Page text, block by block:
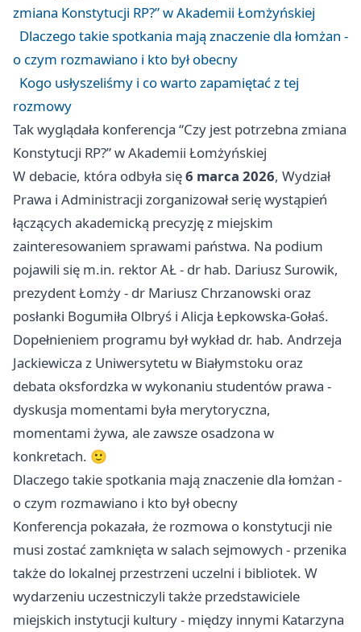
zmiana Konstytucji RP?” w Akademii Łomżyńskiej
Dlaczego takie spotkania mają znaczenie dla łomżan -
o czym rozmawiano i kto był obecny
Kogo usłyszeliśmy i co warto zapamiętać z tej
rozmowy
Tak wyglądała konferencja “Czy jest potrzebna zmiana
Konstytucji RP?” w Akademii Łomżyńskiej
W debacie, która odbyła się6 marca 2026, Wydział
Prawa i Administracji zorganizował serię wystąpień
łączących akademicką precyzję z miejskim
zainteresowaniem sprawami państwa. Na podium
pojawili się m.in. rektor AŁ - dr hab. Dariusz Surowik,
prezydent Łomży - dr Mariusz Chrzanowski oraz
posłanki Bogumiła Olbryś i Alicja Łepkowska-Gołaś.
Dopełnieniem programu był wykład dr. hab. Andrzeja
Jackiewicza z Uniwersytetu w Białymstoku oraz
debata oksfordzka w wykonaniu studentów prawa -
dyskusja momentami była merytoryczna,
momentami żywa, ale zawsze osadzona w
konkretach. 🙂
Dlaczego takie spotkania mają znaczenie dla łomżan -
o czym rozmawiano i kto był obecny
Konferencja pokazała, że rozmowa o konstytucji nie
musi zostać zamknięta w salach sejmowych - przenika
także do lokalnej przestrzeni uczelni i bibliotek. W
wydarzeniu uczestniczyli także przedstawiciele
miejskich instytucji kultury - między innymi Katarzyna